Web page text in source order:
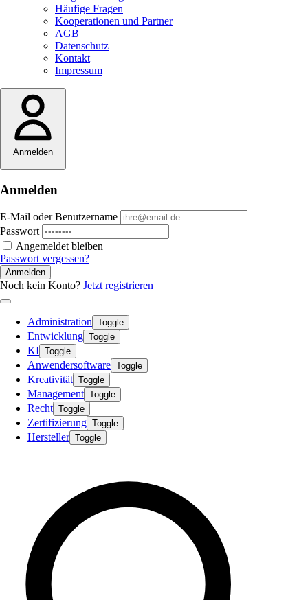
Häufige Fragen
Kooperationen und Partner
AGB
Datenschutz
Kontakt
Impressum
Anmelden
Anmelden
E-Mail oder Benutzername
Passwort
Angemeldet bleiben
Passwort vergessen?
Anmelden
Noch kein Konto? Jetzt registrieren
Administration Toggle
Entwicklung Toggle
KI Toggle
Anwendersoftware Toggle
Kreativität Toggle
Management Toggle
Recht Toggle
Zertifizierung Toggle
Hersteller Toggle